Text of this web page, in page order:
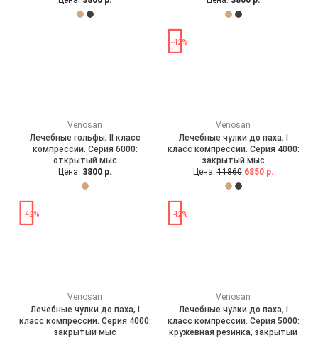
Venosan
Лечебные гольфы, II класс
компрессии. Серия 6000:
открытый мыс
Цена: 3800 р.
-42%
Venosan
Лечебные чулки до паха, I
класс компрессии. Серия 4000:
закрытый мыс
Цена:11860 6850 р.
-42%
Venosan
Лечебные чулки до паха, I
класс компрессии. Серия 4000:
закрытый мыс
-42%
Venosan
Лечебные чулки до паха, I
класс компрессии. Серия 5000:
кружевная резинка, закрытый